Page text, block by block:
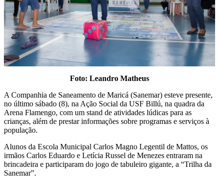
Foto: Leandro Matheus
A Companhia de Saneamento de Maricá (Sanemar) esteve presente,
no último sábado (8), na Ação Social da USF Billú, na quadra da
Arena Flamengo, com um stand de atividades lúdicas para as
crianças, além de prestar informações sobre programas e serviços à
população.
Alunos da Escola Municipal Carlos Magno Legentil de Mattos, os
irmãos Carlos Eduardo e Letícia Russel de Menezes entraram na
brincadeira e participaram do jogo de tabuleiro gigante, a “Trilha da
Sanemar”.